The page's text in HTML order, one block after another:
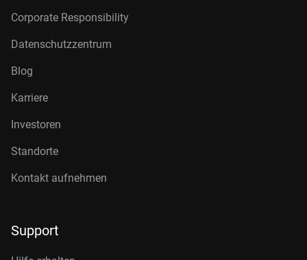
Corporate Responsibility
Datenschutzzentrum
Blog
Karriere
Investoren
Standorte
Kontakt aufnehmen
Support